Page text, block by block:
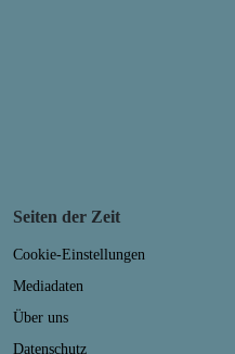
Seiten der Zeit
Cookie-Einstellungen
Mediadaten
Über uns
Datenschutz